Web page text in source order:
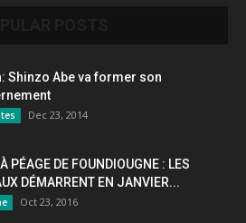
Shinzo Abe va former son
Dec 23, 2014
PÉAGE DE FOUNDIOUGNE : LES
DÉMARRENT EN JANVIER...
Oct 23, 2016